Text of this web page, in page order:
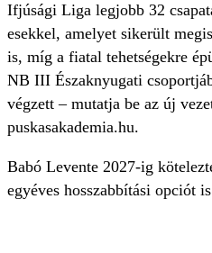
Ifjúsági Liga legjobb 32
esekkel, amelyet sikerült
is, míg a fiatal tehetségekre
NB III Északnyugati
végzett – mutatja be az új
puskasakademia.hu.
Babó Levente 2027-ig
egyéves hosszabbítási opciót